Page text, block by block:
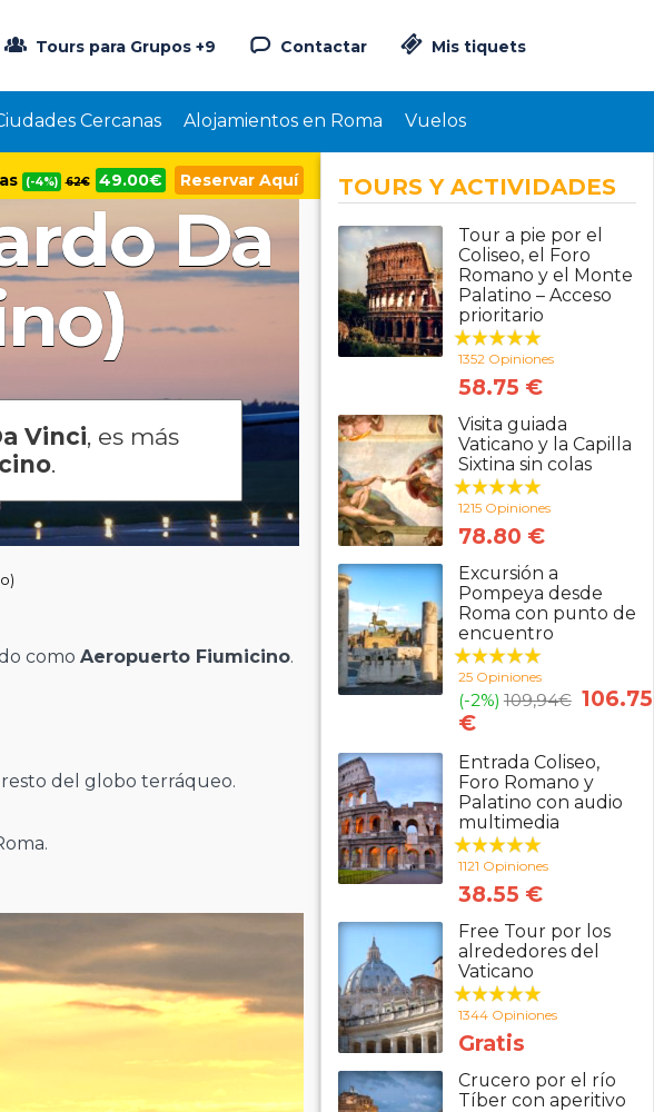
(-4%) 62€ 49.00€ Reservar Aquí
Mis tiquets
Contactar
Tours para Grupos +9
Cercanas Alojamientos en Roma Vuelos
Da
Vinci, es más
.
comoAeropuerto Fiumicino.
del globo terráqueo.
TOURS Y ACTIVIDADES
Tour a pie por el
Coliseo, el Foro
Romano y el Monte
Palatino – Acceso
prioritario
1352 Opiniones
58.75 €
Visita guiada
Vaticano y la Capilla
Sixtina sin colas
1215 Opiniones
78.80 €
Excursión a
Pompeya desde
Roma con punto de
encuentro
25 Opiniones
(-2%) 109,94€ 106.75
€
Entrada Coliseo,
Foro Romano y
Palatino con audio
multimedia
1121 Opiniones
38.55 €
Free Tour por los
alrededores del
Vaticano
1344 Opiniones
Gratis
Crucero por el río
Tíber con aperitivo